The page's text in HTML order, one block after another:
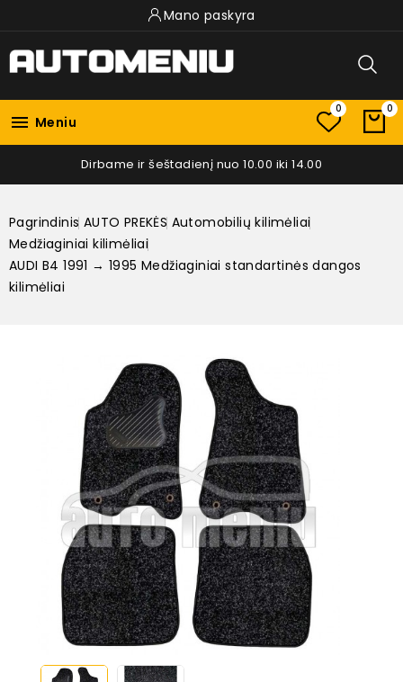
Mano paskyra
 Meniu
0 0
Dirbame ir šeštadienį nuo 10.00 iki 14.00
Pagrindinis AUTO PREKĖS Automobilių kilimėliai
Medžiaginiai kilimėliai
AUDI B4 1991 → 1995 Medžiaginiai standartinės dangos
kilimėliai